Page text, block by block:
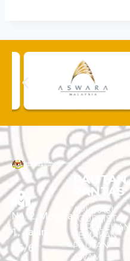
No. 2, Menara
1, Jalan
P5/6,
PAUTAN
PANTAS
APLIKASI
TOURLIST
PEROLEHAN
SEMAKAN
PAUTAN
AWAM